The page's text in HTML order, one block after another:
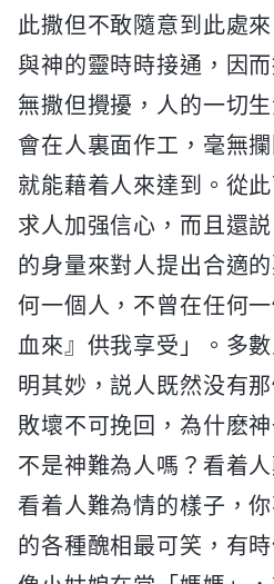
此撒但不敢隨意到此處
與神的靈時時接通，因
無撒但攪擾，人的一切
會在人裏面作工，毫無
就能藉着人來達到。從
求人加强信心，而且還
的身量來對人提出合適
何一個人，不曾在任何
血來』供我享受」。多
明其妙，説人既然没有
敗壞不可挽回，為什麽
不是神難為人嗎？看着
看着人難為情的樣子，
的各種醜相最可笑，有